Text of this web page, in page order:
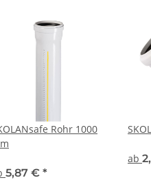
Rohr 1000
5,87 € *
ab